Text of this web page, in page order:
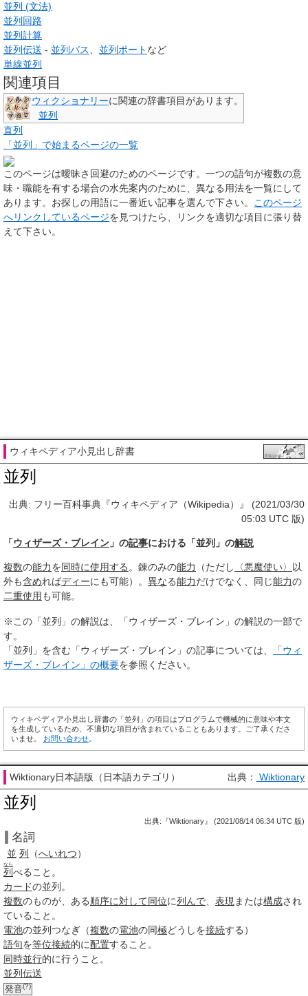
並列 (文法)
並列回路
並列計算
並列伝送 - 並列バス、 並列ポート など
単線並列
関連項目
ウィクショナリーに関連の辞書項目があります。
並列
直列
「並列」で始まるページの一覧
このページは曖昧さ回避のためのページです。一つの語句が複数の意
味・職能を有する場合の水先案内のために、異なる用法を一覧にして
あります。お探しの用語に一番近い記事を選んで下さい。 このページ
へリンクしているページを見つけたら、リンクを適切な項目に張り替
えて下さい。
ウィキペディア小見出し辞書
並列
出典: フリー百科事典『ウィキペディア（Wikipedia）』 (2021/03/30
05:03 UTC 版)
「ウィザーズ・ブレイン 」の記事における「並列」の解説
複数の能力を同時に使用する。錬のみの能力 （ただし 〈悪魔使い〉
以
外も含めればディーにも可能）。 異なる能力だけでなく、同じ能力の
二重使用 も可能。
※この「並列」の解説は、「ウィザーズ・ブレイン」の解説の一部で
す。
「並列」を含む「ウィザーズ・ブレイン」の記事については、
「ウィ
ザーズ・ブレイン」の概要を参照ください。
ウィキペディア小見出し辞書の「並列」の項目はプログラムで機械的に意味や本文
を生成しているため、不適切な項目が含まれていることもあります。ご了承くださ
いませ。 お問い合わせ
Wiktionary日本語版（日本語カテゴリ） 出典： Wiktionary
並列
出典:『Wiktionary』 (2021/08/14 06:34 UTC 版)
名詞
並 列 （へいれつ）
列
なら
べること。
カードの並列 。
複数のものが、ある順序に対して同位に列んで、 表現または構成され
ていること。
電池の並列つなぎ（複数の電池の同極どうしを接続する）
語句を等位接続的に配置すること。
同時並行的に行うこと。
並列伝送
発音(?)